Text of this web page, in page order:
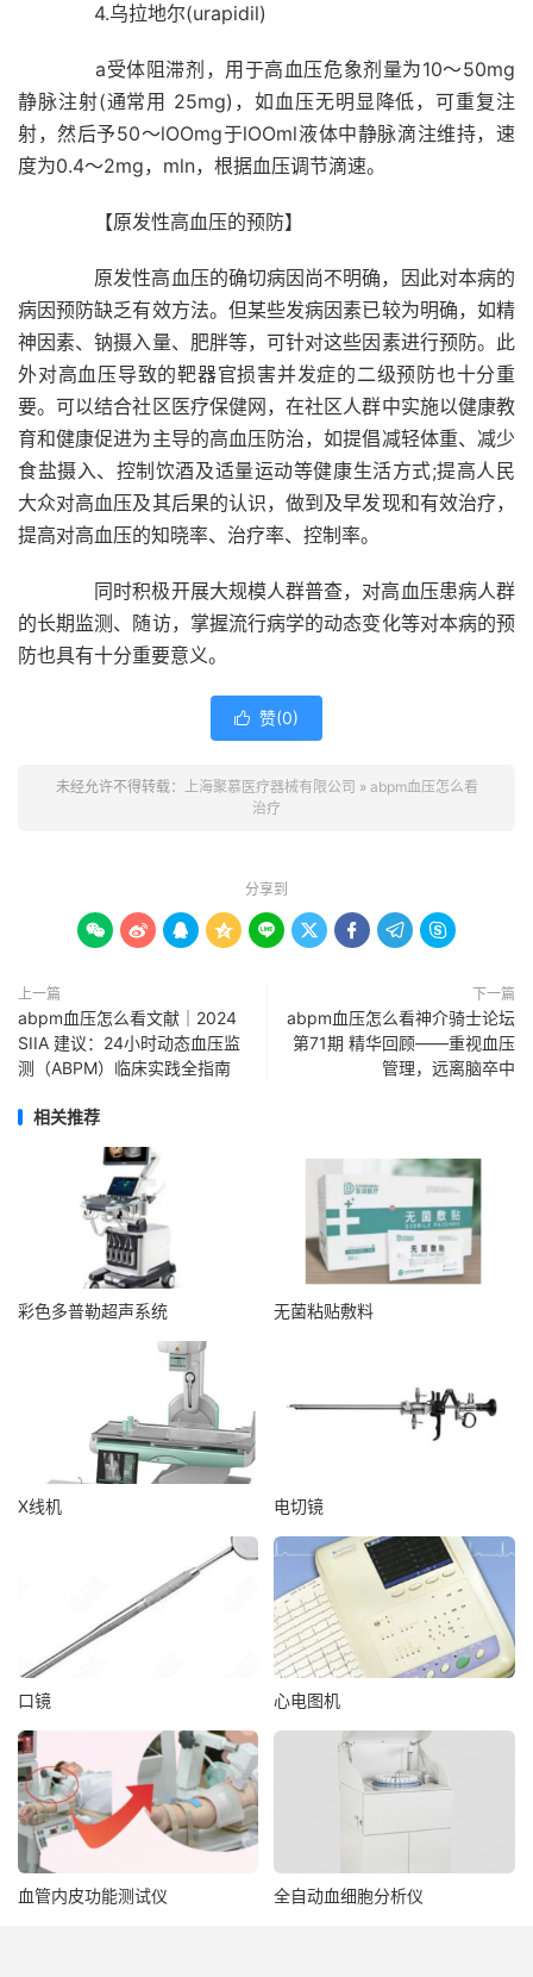
4.乌拉地尔(urapidil)
a受体阻滞剂，用于高血压危象剂量为10～50mg
静脉注射(通常用 25mg)，如血压无明显降低，可重复注
射，然后予50～lOOmg于lOOml液体中静脉滴注维持，速
度为0.4～2mg，mln，根据血压调节滴速。
【原发性高血压的预防】
原发性高血压的确切病因尚不明确，因此对本病的
病因预防缺乏有效方法。但某些发病因素已较为明确，如精
神因素、钠摄入量、肥胖等，可针对这些因素进行预防。此
外对高血压导致的靶器官损害并发症的二级预防也十分重
要。可以结合社区医疗保健网，在社区人群中实施以健康教
育和健康促进为主导的高血压防治，如提倡减轻体重、减少
食盐摄入、控制饮酒及适量运动等健康生活方式;提高人民
大众对高血压及其后果的认识，做到及早发现和有效治疗，
提高对高血压的知晓率、治疗率、控制率。
同时积极开展大规模人群普查，对高血压患病人群
的长期监测、随访，掌握流行病学的动态变化等对本病的预
防也具有十分重要意义。
 赞(0)
未经允许不得转载： 上海聚慕医疗器械有限公司 » abpm血压怎么看
治疗
分享到
        
上一篇
abpm血压怎么看文献｜2024
SIIA 建议：24小时动态血压监
测（ABPM）临床实践全指南
下一篇
abpm血压怎么看神介骑士论坛
第71期 精华回顾——重视血压
管理，远离脑卒中
相关推荐
彩色多普勒超声系统 无菌粘贴敷料
X线机 电切镜
口镜 心电图机
血管内皮功能测试仪 全自动血细胞分析仪